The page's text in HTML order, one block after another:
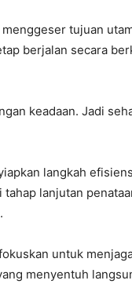
tujuan
berjalan secara
keadaan. Jadi
langkah
lanjutan
untuk
menyentuh